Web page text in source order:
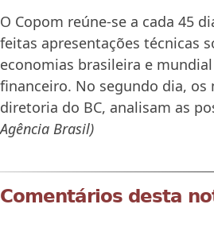
O Copom reúne-se a cada 45
feitas apresentações técnicas
economias brasileira e
financeiro. No segundo dia,
diretoria do BC, analisam as
Agência Brasil)
Comentários desta